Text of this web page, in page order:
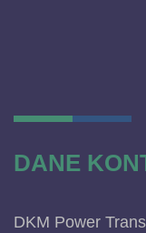
DANE
DKM Power